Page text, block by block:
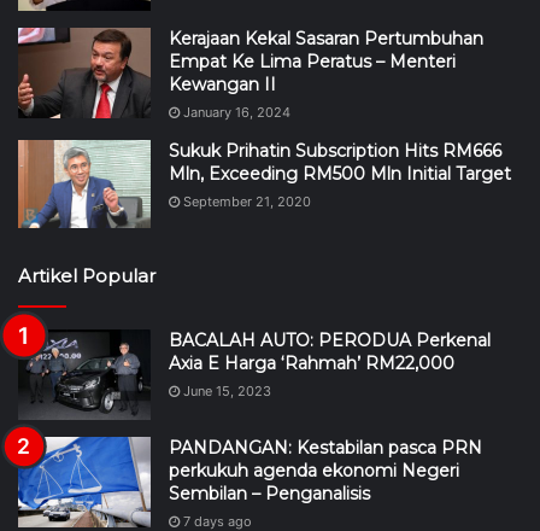
Kerajaan Kekal Sasaran Pertumbuhan
Empat Ke Lima Peratus – Menteri
Kewangan II
January 16, 2024
Sukuk Prihatin Subscription Hits RM666
Mln, Exceeding RM500 Mln Initial Target
September 21, 2020
Artikel Popular
BACALAH AUTO: PERODUA Perkenal
Axia E Harga ‘Rahmah’ RM22,000
June 15, 2023
PANDANGAN: Kestabilan pasca PRN
perkukuh agenda ekonomi Negeri
Sembilan – Penganalisis
7 days ago